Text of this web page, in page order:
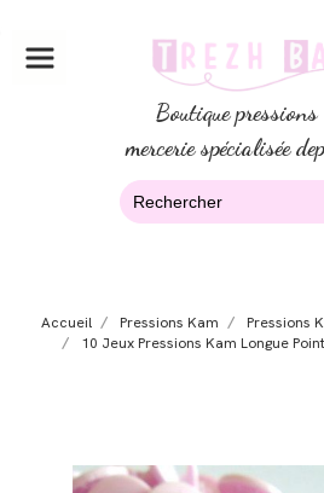
Boutique
mercerie spécialisée
Accueil Pressions Kam Pressions
10 Jeux Pressions Kam Longue